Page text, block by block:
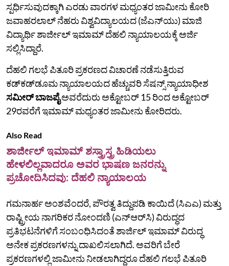
ಸ್ಪರ್ಧಿಸುವುದಕ್ಕಾಗಿ ಎರಡು ವಾರಗಳ ಮಧ್ಯಂತರ ಜಾಮೀನು ಕೋರಿ
ಜವಾಹರಲಾಲ್ ನೆಹರು ವಿಶ್ವವಿದ್ಯಾಲಯದ (ಜೆಎನ್‌ಯು) ಮಾಜಿ
ವಿದ್ಯಾರ್ಥಿ ಶಾರ್ಜೀಲ್ ಇಮಾಮ್ ದೆಹಲಿ ನ್ಯಾಯಾಲಯಕ್ಕೆ ಅರ್ಜಿ
ಸಲ್ಲಿಸಿದ್ದಾರೆ.
ದೆಹಲಿ ಗಲಭೆ ಪಿತೂರಿ ಪ್ರಕರಣದ ವಿಚಾರಣೆ ನಡೆಸುತ್ತಿರುವ
ಕಡ್‌ಕಡ್‌ಡೂಮ ನ್ಯಾಯಾಲಯದ ಹೆಚ್ಚುವರಿ ಸೆಷನ್ಸ್ ನ್ಯಾಯಾಧೀಶ
ಸಮೀರ್ ಬಾಜಪೈಅವರೆದುರು ಅಕ್ಟೋಬರ್ 15 ರಿಂದ ಅಕ್ಟೋಬರ್
29ರವರೆಗೆ ಇಮಾಮ್ ಮಧ್ಯಂತರ ಜಾಮೀನು ಕೋರಿದರು.
Also Read
ಶಾರ್ಜೀಲ್‌ ಇಮಾಮ್ ಶಸ್ತ್ರಾಸ್ತ್ರ ಹಿಡಿಯಲು
ಹೇಳಲಿಲ್ಲವಾದರೂ ಅವರ ಭಾಷಣ ಜನರನ್ನು
ಪ್ರಚೋದಿಸಿದವು: ದೆಹಲಿ ನ್ಯಾಯಾಲಯ
ಗಮನಾರ್ಹ ಅಂಶವೆಂದರೆ, ಪೌರತ್ವ ತಿದ್ದುಪಡಿ ಕಾಯಿದೆ (ಸಿಎಎ) ಮತ್ತು
ರಾಷ್ಟ್ರೀಯ ನಾಗರಿಕರ ನೋಂದಣಿ (ಎನ್‌ಆರ್‌ಸಿ) ವಿರುದ್ಧದ
ಪ್ರತಿಭಟನೆಗಳಿಗೆ ಸಂಬಂಧಿಸಿದಂತೆ ಶಾರ್ಜಿಲ್‌ ಇಮಾಮ್ ವಿರುದ್ಧ
ಅನೇಕ ಪ್ರಕರಣಗಳನ್ನು ದಾಖಲಿಸಲಾಗಿದೆ. ಅವರಿಗೆ ಬೇರೆ
ಪ್ರಕರಣಗಳಲ್ಲಿ ಜಾಮೀನು ನೀಡಲಾಗಿದ್ದರೂ ದೆಹಲಿ ಗಲಭೆ ಪಿತೂರಿ